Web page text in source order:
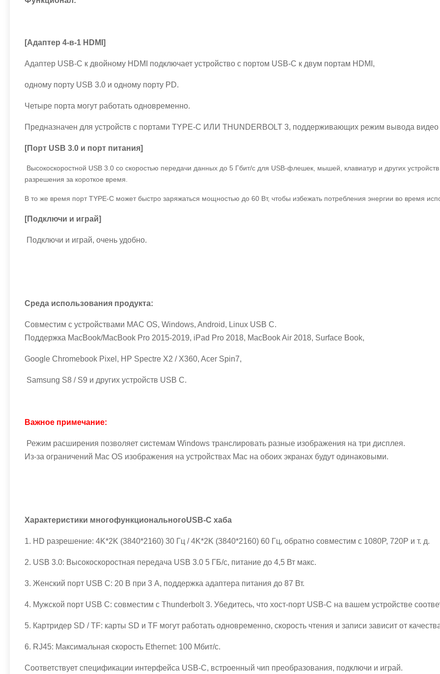
[Адаптер 4-в-1 HDMI]
Адаптер USB-C к двойному HDMI подключает устройство с портом USB-C к двум портам HDMI,
одному порту USB 3.0 и одному порту PD.
Четыре порта могут работать одновременно.
Предназначен для устройств с портами TYPE-C ИЛИ THUNDERBOLT 3, поддерживающих режим вывода видео
[Порт USB 3.0 и порт питания]
Высокоскоростной USB 3.0 со скоростью передачи данных до 5 Гбит/с для USB-флешек, мышей, клавиатур и других
разрешения за короткое время.
В то же время порт TYPE-C может быстро заряжаться мощностью до 60 Вт, чтобы избежать потребления энергии во время
[Подключи и играй]
Подключи и играй, очень удобно.
Среда использования продукта:
Совместим с устройствами MAC OS, Windows, Android, Linux USB C.
Поддержка MacBook/MacBook Pro 2015-2019, iPad Pro 2018, MacBook Air 2018, Surface Book,
Google Chromebook Pixel, HP Spectre X2 / X360, Acer Spin7,
Samsung S8 / S9 и других устройств USB C.
Важное примечание:
Режим расширения позволяет системам Windows транслировать разные изображения на три дисплея.
Из-за ограничений Mac OS изображения на устройствах Mac на обоих экранах будут одинаковыми.
Характеристики многофункциональногоUSB-C хаба
1. HD разрешение: 4K*2K (3840*2160) 30 Гц / 4K*2K (3840*2160) 60 Гц, обратно совместим с 1080P, 720P и т. д.
2. USB 3.0: Высокоскоростная передача USB 3.0 5 ГБ/с, питание до 4,5 Вт макс.
3. Женский порт USB C: 20 В при 3 А, поддержка адаптера питания до 87 Вт.
4. Мужской порт USB C: совместим с Thunderbolt 3. Убедитесь, что хост-порт USB-C на вашем устройстве
5. Картридер SD / TF: карты SD и TF могут работать одновременно, скорость чтения и записи зависит от
6. RJ45: Максимальная скорость Ethernet: 100 Мбит/с.
Соответствует спецификации интерфейса USB-C, встроенный чип преобразования, подключи и играй.